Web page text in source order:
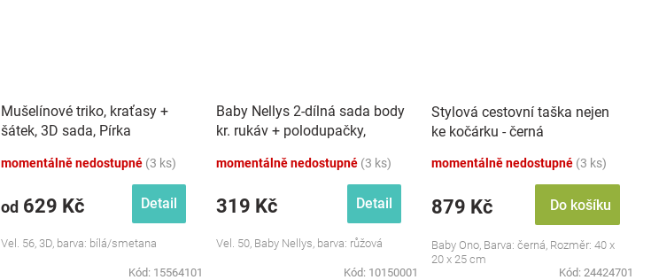
Mušelínové triko, kraťasy +
šátek, 3D sada, Pírka
momentálně nedostupné (3 ks)
od 629 Kč Detail
Vel. 56, 3D, barva: bílá/smetana
Kód: 15564101
Baby Nellys 2-dílná sada body
kr. rukáv + polodupačky,
momentálně nedostupné (3 ks)
319 Kč Detail
Vel. 50, Baby Nellys, barva: růžová
Kód: 10150001
Stylová cestovní taška nejen
ke kočárku - černá
momentálně nedostupné (3 ks)
879 Kč Do košíku
Baby Ono, Barva: černá, Rozměr: 40 x
20 x 25 cm
Kód: 24424701